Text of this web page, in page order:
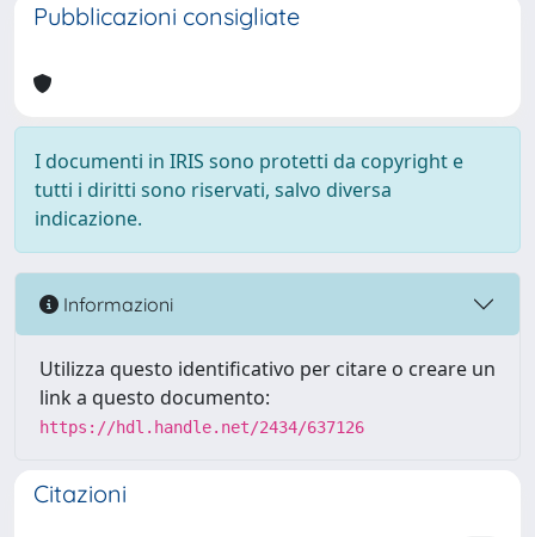
Pubblicazioni consigliate
I documenti in IRIS sono protetti da copyright e
tutti i diritti sono riservati, salvo diversa
indicazione.
Informazioni
Utilizza questo identificativo per citare o creare un
link a questo documento:
https://hdl.handle.net/2434/637126
Citazioni